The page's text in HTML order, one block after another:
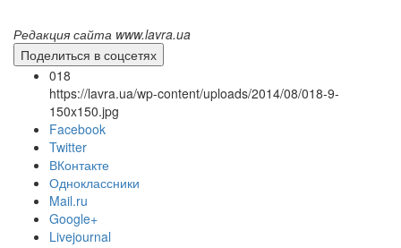
Онлайн трансляции
12 сентября 2015
12 сентября 2015
Редакция сайта www.lavra.ua
Поделиться в соцсетях
018
https://lavra.ua/wp-content/uploads/2014/08/018-9-
150x150.jpg
Facebook
Twitter
ВКонтакте
Одноклассники
Mail.ru
Google+
Livejournal